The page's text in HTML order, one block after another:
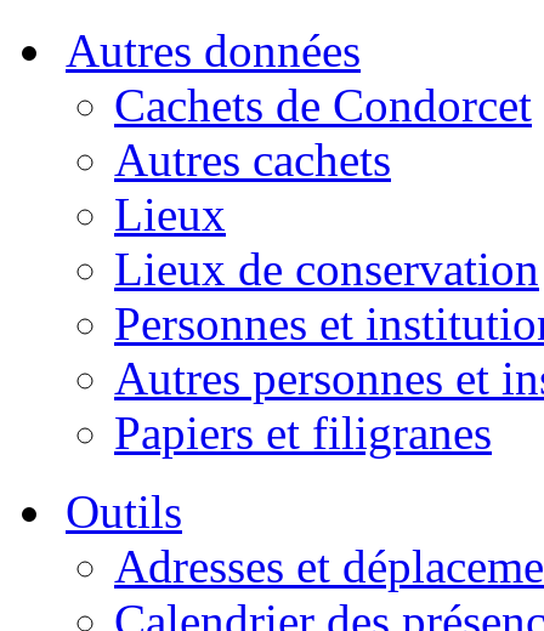
Autres données
Cachets de Condorcet
Autres cachets
Lieux
Lieux de conservation
Personnes et
Autres personnes et
Papiers et filigranes
Outils
Adresses et